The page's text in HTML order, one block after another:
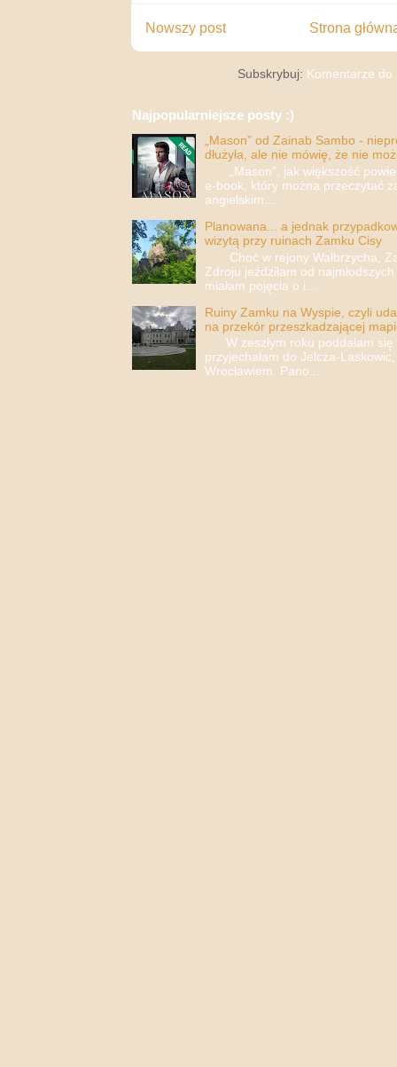
Nowszy post Strona
Subskrybuj: Komentarze do
Najpopularniejsze posty :)
„Mason” od Zainab Sambo -
dłużyła, ale nie mówię, że nie
„Mason”, jak większość
e-book, który można przeczytać
angielskim....
Planowana... a jednak
wizytą przy ruinach Zamku Cisy
Choć w rejony Wałbrzycha,
Zdroju jeździłam od
miałam pojęcia o i...
Ruiny Zamku na Wyspie, czyli
na przekór przeszkadzającej
W zeszłym roku poddałam się
przyjechałam do Jelcza-
Wrocławiem. Pano...